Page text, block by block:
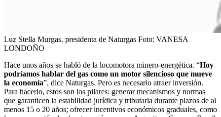
Luz Stella Murgas. presidenta de Naturgas Foto: VANESA
LONDOÑO
Hace unos años se habló de la locomotora minero-energética. “Hoy
podríamos hablar del gas como un motor silencioso que mueve
la economía”, dice Naturgas. Pero es necesario atraer inversión.
Para hacerlo, estos son los pilares: generar mecanismos y normas
que garanticen la estabilidad jurídica y tributaria durante plazos de al
menos 15 o 20 años; ofrecer incentivos económicos graduales, como